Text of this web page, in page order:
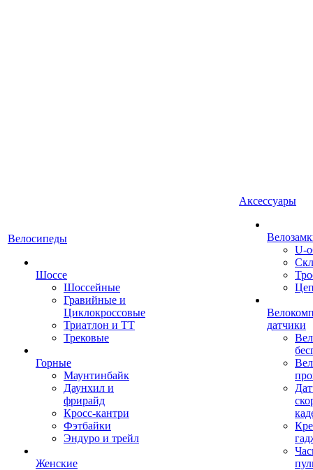
Велосипеды
Шоссе
Шоссейные
Гравийные и
Циклокроссовые
Триатлон и ТТ
Трековые
Горные
Маунтинбайк
Даунхил и
фрирайд
Кросс-кантри
Фэтбайки
Эндуро и трейл
Женские
Аксессуары
U-
датчики